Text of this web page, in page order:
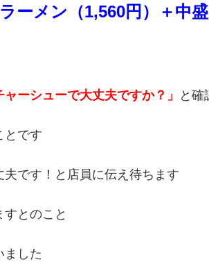
ーメン（1,560円）＋中盛
ャーシューで大丈夫ですか？」 と確
とです
です！と店員に伝え待ちます
とのこと
ました